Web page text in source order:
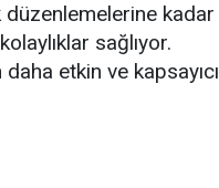
kadar
sağlıyor.
etkin ve kapsayıcı